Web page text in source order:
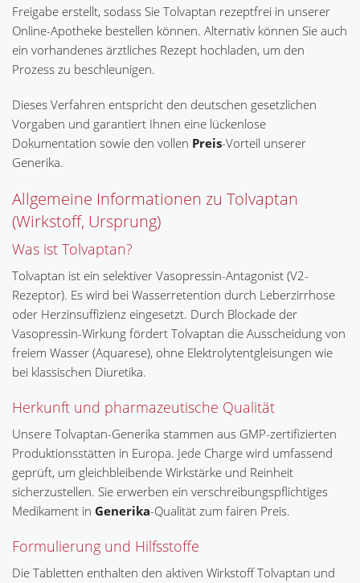
Freigabe erstellt, sodass Sie Tolvaptan rezeptfrei in unserer
Online-Apotheke bestellen können. Alternativ können Sie auch
ein vorhandenes ärztliches Rezept hochladen, um den
Prozess zu beschleunigen.
Dieses Verfahren entspricht den deutschen gesetzlichen
Vorgaben und garantiert Ihnen eine lückenlose
Dokumentation sowie den vollen Preis-Vorteil unserer
Generika.
Allgemeine Informationen zu Tolvaptan
(Wirkstoff, Ursprung)
Was ist Tolvaptan?
Tolvaptan ist ein selektiver Vasopressin-Antagonist (V2-
Rezeptor). Es wird bei Wasserretention durch Leberzirrhose
oder Herzinsuffizienz eingesetzt. Durch Blockade der
Vasopressin-Wirkung fördert Tolvaptan die Ausscheidung von
freiem Wasser (Aquarese), ohne Elektrolytentgleisungen wie
bei klassischen Diuretika.
Herkunft und pharmazeutische Qualität
Unsere Tolvaptan-Generika stammen aus GMP-zertifizierten
Produktionsstätten in Europa. Jede Charge wird umfassend
geprüft, um gleichbleibende Wirkstärke und Reinheit
sicherzustellen. Sie erwerben ein verschreibungspflichtiges
Medikament in Generika-Qualität zum fairen Preis.
Formulierung und Hilfsstoffe
Die Tabletten enthalten den aktiven Wirkstoff Tolvaptan und